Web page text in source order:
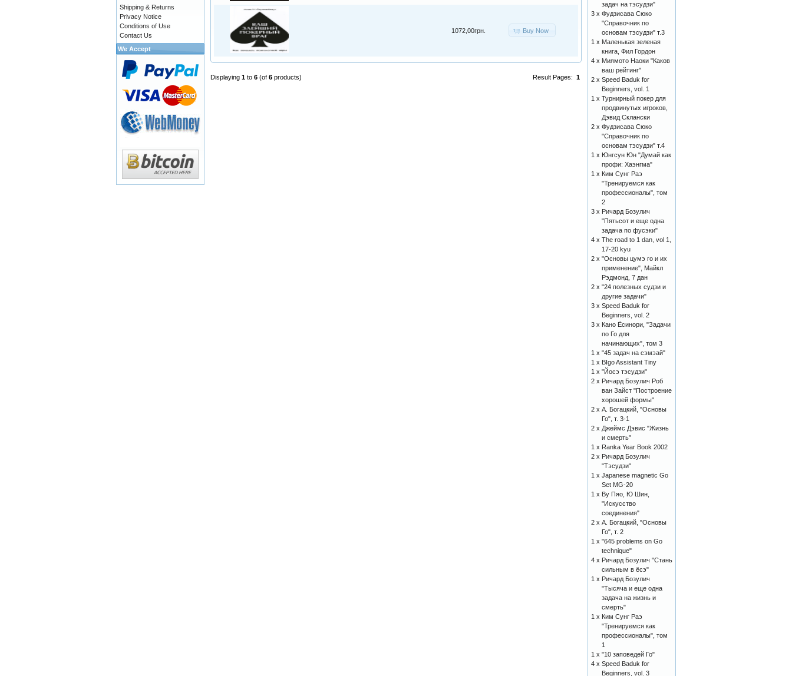
1072,00грн. Buy Now
Result Pages: 1
Displaying 1 to 6 (of 6 products)
Shipping & Returns
Privacy Notice
Conditions of Use
Contact Us
We Accept
задач на тэсудзи"
3 x Фудзисава Сюко
"Справочник по
основам тэсудзи" т.3
1 x Маленькая зеленая
книга, Фил Гордон
4 x Миямото Наоки "Каков
ваш рейтинг"
2 x Speed Baduk for
Beginners, vol. 1
1 x Турнирный покер для
продвинутых игроков,
Дэвид Склански
2 x Фудзисава Сюко
"Справочник по
основам тэсудзи" т.4
1 x Юнгсун Юн "Думай как
профи: Хаэнгма"
1 x Ким Сунг Раэ
"Тренируемся как
профессионалы", том
2
3 x Ричард Бозулич
"Пятьсот и еще одна
задача по фусэки"
4 x The road to 1 dan, vol 1,
17-20 kyu
2 x "Основы цумэ го и их
применение", Майкл
Рэдмонд, 7 дан
2 x "24 полезных судзи и
другие задачи"
3 x Speed Baduk for
Beginners, vol. 2
3 x Кано Ёсинори, "Задачи
по Го для
начинающих", том 3
1 x "45 задач на сэмэай"
1 x BIgo Assistant Tiny
1 x "Йосэ тэсудзи"
2 x Ричард Бозулич Роб
ван Зайст "Построение
хорошей формы"
2 x А. Богацкий, "Основы
Го", т. 3-1
2 x Джеймс Дэвис "Жизнь
и смерть"
1 x Ranka Year Book 2002
2 x Ричард Бозулич
"Тэсудзи"
1 x Japanese magnetic Go
Set MG-20
1 x Ву Пяо, Ю Шин,
"Искусство
соединения"
2 x А. Богацкий, "Основы
Го", т. 2
1 x "645 problems on Go
technique"
4 x Ричард Бозулич "Стань
сильным в ёсэ"
1 x Ричард Бозулич
"Тысяча и еще одна
задача на жизнь и
смерть"
1 x Ким Сунг Раэ
"Тренируемся как
профессионалы", том
1
1 x "10 заповедей Го"
4 x Speed Baduk for
Beginners, vol. 3